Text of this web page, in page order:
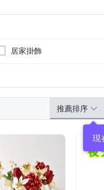
居家掛飾
推薦排序
現